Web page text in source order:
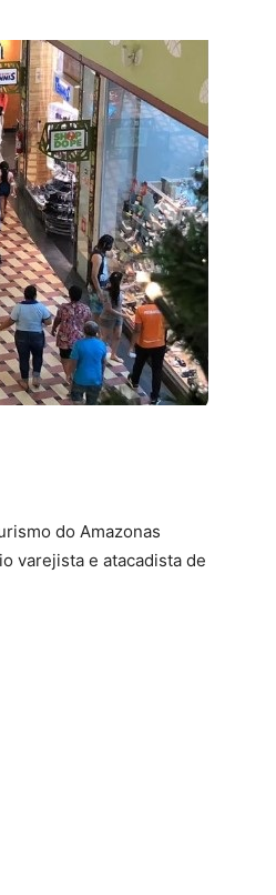
do Amazonas
varejista e atacadista de